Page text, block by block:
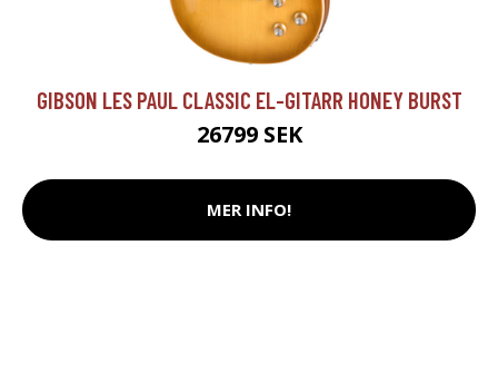
GIBSON LES PAUL CLASSIC EL-GITARR HONEY BURST
26799 SEK
MER INFO!